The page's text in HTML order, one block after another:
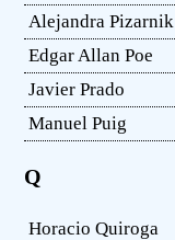
Alejandra Pizarnik
Edgar Allan Poe
Javier Prado
Manuel Puig
Q
Horacio Quiroga